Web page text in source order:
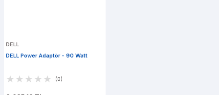
DELL
DELL Power Adaptör - 90 Watt
(0)